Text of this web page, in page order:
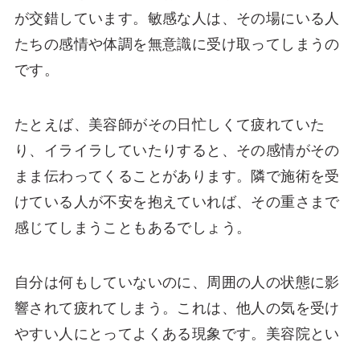
が交錯しています。敏感な人は、その場にいる人
たちの感情や体調を無意識に受け取ってしまうの
です。
たとえば、美容師がその日忙しくて疲れていた
り、イライラしていたりすると、その感情がその
まま伝わってくることがあります。隣で施術を受
けている人が不安を抱えていれば、その重さまで
感じてしまうこともあるでしょう。
自分は何もしていないのに、周囲の人の状態に影
響されて疲れてしまう。これは、他人の気を受け
やすい人にとってよくある現象です。美容院とい